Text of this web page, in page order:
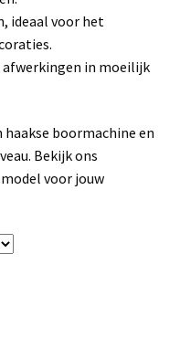
ideaal voor het
afwerkingen in moeilijk
boormachine en
Bekijk ons
voor jouw